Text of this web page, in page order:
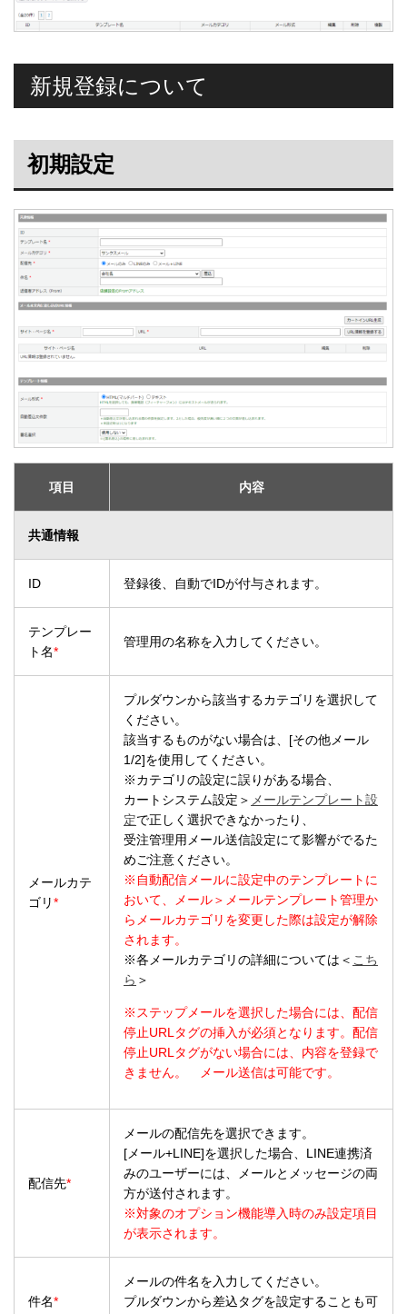
新規登録について
初期設定
項目 内容
共通情報
ID 登録後、自動でIDが付与されます。
テンプレー
ト名*
管理用の名称を入力してください。
メールカテ
ゴリ*
プルダウンから該当するカテゴリを選択して
ください。
該当するものがない場合は、[その他メール
1/2]を使用してください。
※カテゴリの設定に誤りがある場合、
カートシステム設定＞ メールテンプレート設
定で正しく選択できなかったり、
受注管理用メール送信設定にて影響がでるた
めご注意ください。
※自動配信メールに設定中のテンプレートに
おいて、メール＞メールテンプレート管理か
らメールカテゴリを変更した際は設定が解除
されます。
※各メールカテゴリの詳細については＜ こち
ら ＞
※ステップメールを選択した場合には、配信
停止URLタグの挿入が必須となります。配信
停止URLタグがない場合には、内容を登録で
きません。 メール送信は可能です。
配信先*
メールの配信先を選択できます。
[メール+LINE]を選択した場合、LINE連携済
みのユーザーには、メールとメッセージの両
方が送付されます。
※対象のオプション機能導入時のみ設定項目
が表示されます。
件名*
メールの件名を入力してください。
プルダウンから差込タグを設定することも可